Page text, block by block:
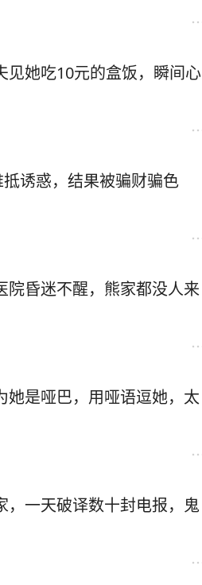
见她吃10元的盒饭，瞬间心
诱惑，结果被骗财骗色
院昏迷不醒，熊家都没人来
她是哑巴，用哑语逗她，太
，一天破译数十封电报，鬼